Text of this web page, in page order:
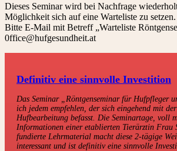
Dieses Seminar wird bei Nachfrage
Möglichkeit sich auf eine Warteliste zu setzen.
Bitte E-Mail mit Betreff „Warteliste
0ffice@hufgesundheit.at
Definitiv eine sinnvolle Investition
Das Seminar „Röntgenseminar für Hufpfleger
ich jedem empfehlen, der sich eingehend mit
Hufbearbeitung befasst. Die Seminartage, voll
Informationen einer etablierten Tierärztin Frau
fundierte Lehrmaterial macht diese 2-tägige
interessant und ist definitiv eine sinnvolle